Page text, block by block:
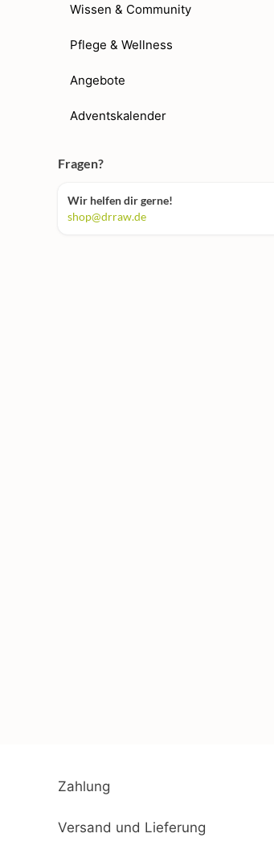
Wissen & Community
Pflege & Wellness
Angebote
Adventskalender
Fragen?
Wir helfen dir gerne!
shop@drraw.de
Zahlung
Versand und Lieferung